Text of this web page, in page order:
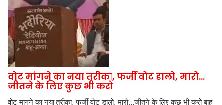
वोट मांगने का नया तरीका, फर्जी वोट डालो, मारो…
जीतने के लिए कुछ भी करो
वोट मांगने का नया तरीका, फर्जी वोट डालो, मारो…जीतने के लिए कुछ भी करो बाह